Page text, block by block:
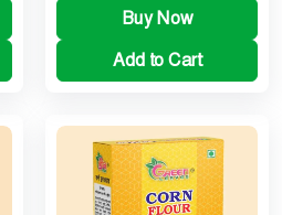
Buy Now
Add to Cart